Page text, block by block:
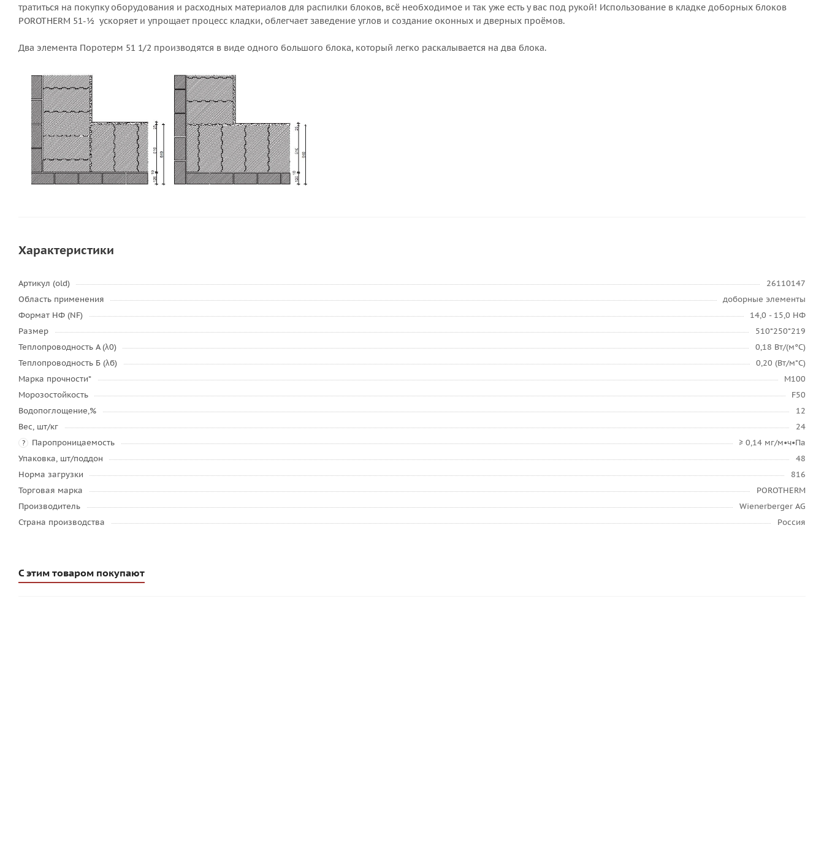
тратиться на покупку оборудования и расходных материалов для распилки блоков, всё необходимое и так уже есть у вас под рукой! Использование в кладке доборных блоков
POROTHERM 51-½ ускоряет и упрощает процесс кладки, облегчает заведение углов и создание оконных и дверных проёмов.
Два элемента Поротерм 51 1/2 производятся в виде одного большого блока, который легко раскалывается на два блока.
Характеристики
Артикул (old)
26110147
Область применения
доборные элементы
Формат НФ (NF)
14,0 - 15,0 НФ
Размер
510*250*219
Теплопроводность А (λ0)
0,18 Вт/(м°C)
Теплопроводность Б (λб)
0,20 (Вт/м*С)
Марка прочности*
М100
Морозостойкость
F50
Водопоглощение,%
12
Вес, шт/кг
24
? Паропроницаемость
≥ 0,14 мг/м•ч•Па
Упаковка, шт/поддон
48
Норма загрузки
816
Торговая марка
POROTHERM
Производитель
Wienerberger AG
Страна производства
Россия
С этим товаром покупают